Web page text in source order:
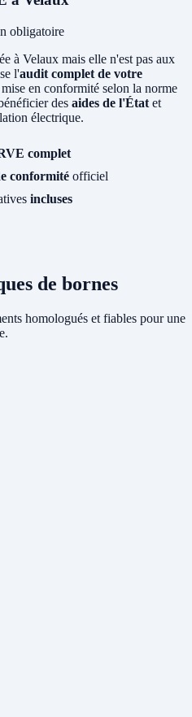
obligatoire
à Velaux mais elle n'est pas aux
l'audit complet de votre
en conformité selon la norme
des aides de l'État et
électrique.
complet
conformité officiel
incluses
de bornes
homologués et fiables pour une